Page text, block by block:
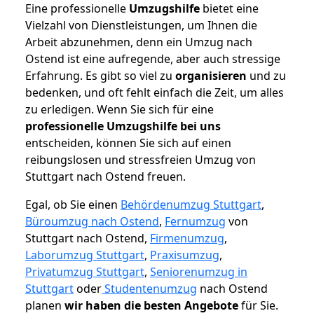
Eine professionelle Umzugshilfe bietet eine
Vielzahl von Dienstleistungen, um Ihnen die
Arbeit abzunehmen, denn ein Umzug nach
Ostend ist eine aufregende, aber auch stressige
Erfahrung. Es gibt so viel zu organisieren und zu
bedenken, und oft fehlt einfach die Zeit, um alles
zu erledigen. Wenn Sie sich für eine
professionelle Umzugshilfe bei uns
entscheiden, können Sie sich auf einen
reibungslosen und stressfreien Umzug von
Stuttgart nach Ostend freuen.
Egal, ob Sie einen Behördenumzug Stuttgart,
Büroumzug nach Ostend, Fernumzug von
Stuttgart nach Ostend, Firmenumzug,
Laborumzug Stuttgart, Praxisumzug,
Privatumzug Stuttgart, Seniorenumzug in
StuttgartoderStudentenumzug nach Ostend
planen wir haben die besten Angebotefür Sie.